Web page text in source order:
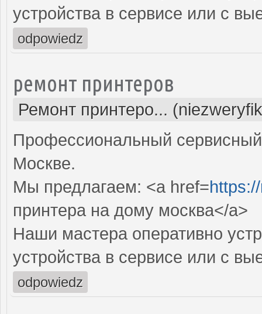
устройства в сервисе или с
odpowiedz
ремонт принтеров
Ремонт принтеро...
Профессиональный
Москве.
Мы предлагаем: <a href=
принтера на дому москва</a>
Наши мастера оперативно
устройства в сервисе или с
odpowiedz